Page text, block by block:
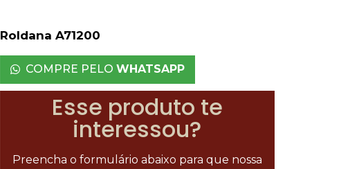
Roldana A71200
COMPRE PELO WHATSAPP
Esse produto te
interessou?
Preencha o formulário abaixo para que nossa